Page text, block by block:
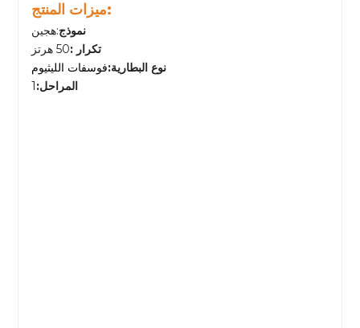
ميزات المنتج:
نموذج:هجين
تكرار :50 هرتز
نوع البطارية:فوسفات الليثيوم
المراحل:
1